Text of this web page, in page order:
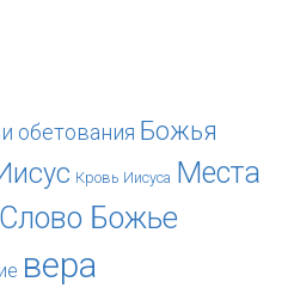
обетования Божья
Кровь Иисуса Места
Слово Божье
вера